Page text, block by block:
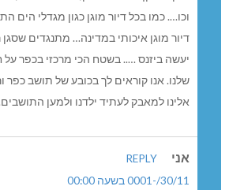
וכו…. כמו בכל דיור מוגן כגון מגדלי הים
דיור מוגן איכותי במדינה… מתנגדים
יעשה ביזנס ….. בשטח הכי מרכזי בכפר על
שלנו. אנו קוראים לך בכובע של תושב כפר
אלינו למאבק לעתיד ילדנו ולמען
אני
REPLY
30/11/-0001 בשעה 00:00